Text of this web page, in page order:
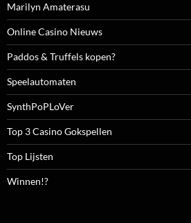
Marilyn Amaterasu
Online Casino Nieuws
Paddos & Truffels kopen?
Speelautomaten
SynthPoPLoVer
Top 3 Casino Gokspellen
Top Lijsten
Winnen!?